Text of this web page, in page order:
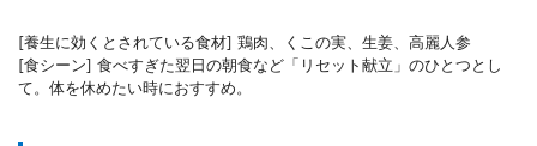
[養生に効くとされている食材] 鶏肉、くこの実、生姜、高麗人参
[食シーン] 食べすぎた翌日の朝食など「リセット献立」のひとつとし
て。体を休めたい時におすすめ。